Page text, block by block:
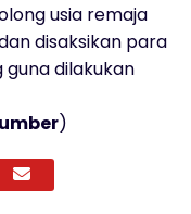
usia remaja
disaksikan para
guna dilakukan
)